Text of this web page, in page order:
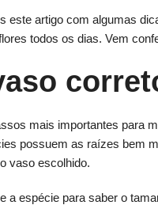
este artigo com algumas
todos os dias. Vem
mais importantes para
possuem as raízes bem
vaso escolhido.
a espécie para saber o